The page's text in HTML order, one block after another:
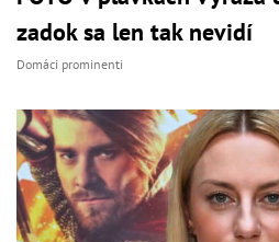
zadok sa len tak nevidí
Domáci prominenti